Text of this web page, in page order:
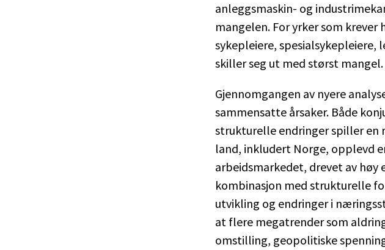
anleggsmaskin- og
mangelen. For yrker som
sykepleiere,
skiller seg ut med størst mangel.
Gjennomgangen av nyere
sammensatte årsaker. Både
strukturelle endringer spiller en
land, inkludert Norge, opplevd
arbeidsmarkedet, drevet av
kombinasjon med strukturelle
utvikling og endringer i
at flere megatrender som
omstilling, geopolitiske